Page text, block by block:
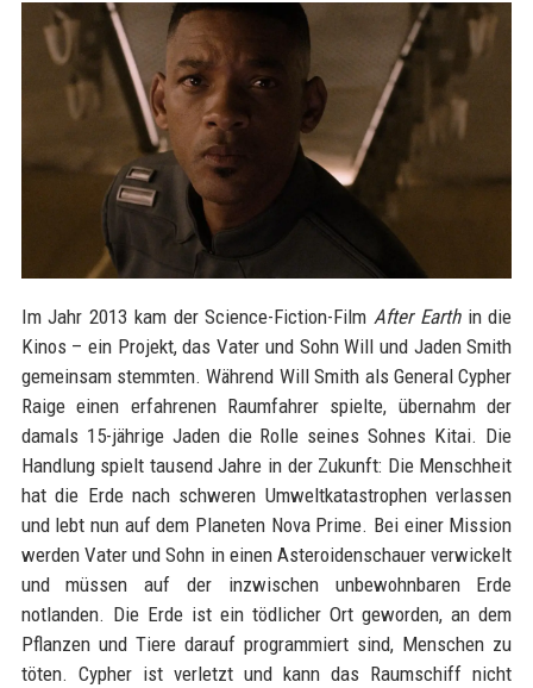
Im Jahr 2013 kam der Science-Fiction-FilmAfter Earthin die
Kinos – ein Projekt, das Vater und Sohn Will und Jaden Smith
gemeinsam stemmten. Während Will Smith als General Cypher
Raige einen erfahrenen Raumfahrer spielte, übernahm der
damals 15-jährige Jaden die Rolle seines Sohnes Kitai. Die
Handlung spielt tausend Jahre in der Zukunft: Die Menschheit
hat die Erde nach schweren Umweltkatastrophen verlassen
und lebt nun auf dem Planeten Nova Prime. Bei einer Mission
werden Vater und Sohn in einen Asteroidenschauer verwickelt
und müssen auf der inzwischen unbewohnbaren Erde
notlanden. Die Erde ist ein tödlicher Ort geworden, an dem
Pflanzen und Tiere darauf programmiert sind, Menschen zu
töten. Cypher ist verletzt und kann das Raumschiff nicht